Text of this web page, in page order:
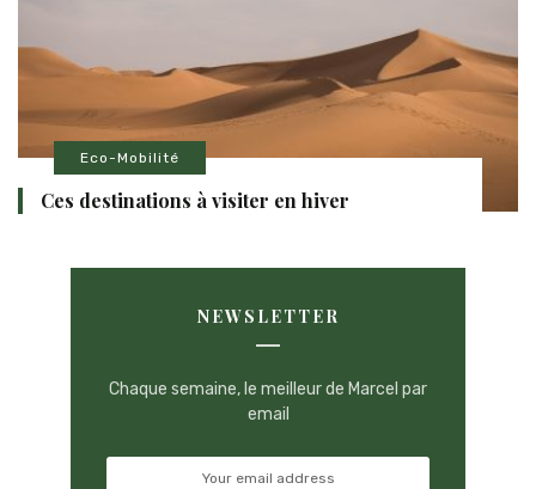
Eco-Mobilité
Ces destinations à visiter en hiver
NEWSLETTER
Chaque semaine, le meilleur de Marcel par
email